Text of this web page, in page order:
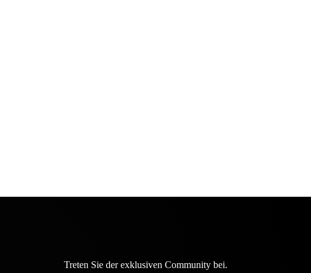
Treten Sie der exklusiven Community bei.